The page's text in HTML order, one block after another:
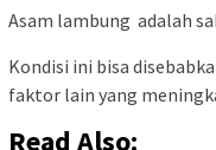
Asam lambung adalah
Kondisi ini bisa
faktor lain yang
Read Also: